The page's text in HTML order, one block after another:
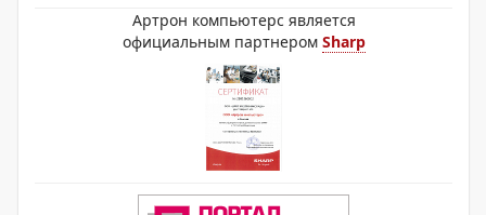
Артрон компьютерс является
официальным партнером Sharp